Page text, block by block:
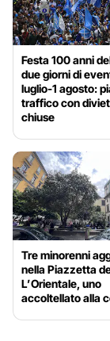
Festa 100 anni
due giorni di
luglio-1 agosto:
traffico con
chiuse
Tre minorenni
nella Piazzetta
L’Orientale, uno
accoltellato alla